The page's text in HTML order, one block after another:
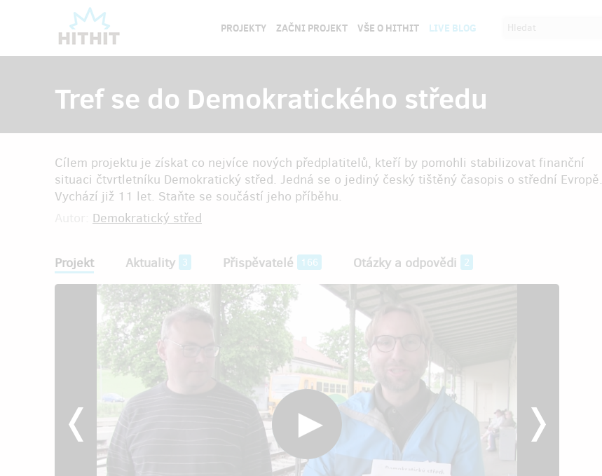
PROJEKTY ZAČNI PROJEKT VŠE O HITHIT LIVE BLOG
Tref se do Demokratického středu
Cílem projektu je získat co nejvíce nových předplatitelů, kteří by pomohli stabilizovat finanční
situaci čtvrtletníku Demokratický střed. Jedná se o jediný český tištěný časopis o střední Evropě.
Vychází již 11 let. Staňte se součástí jeho příběhu.
Demokratický střed
Projekt Aktuality 3 Přispěvatelé 166 Otázky a odpovědi 2